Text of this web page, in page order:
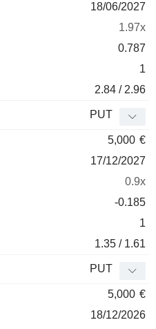
18/06/2027
1.97x
0.787
1
2.84 / 2.96
PUT
5,000 €
17/12/2027
0.9x
-0.185
1
1.35 / 1.61
PUT
5,000 €
18/12/2026